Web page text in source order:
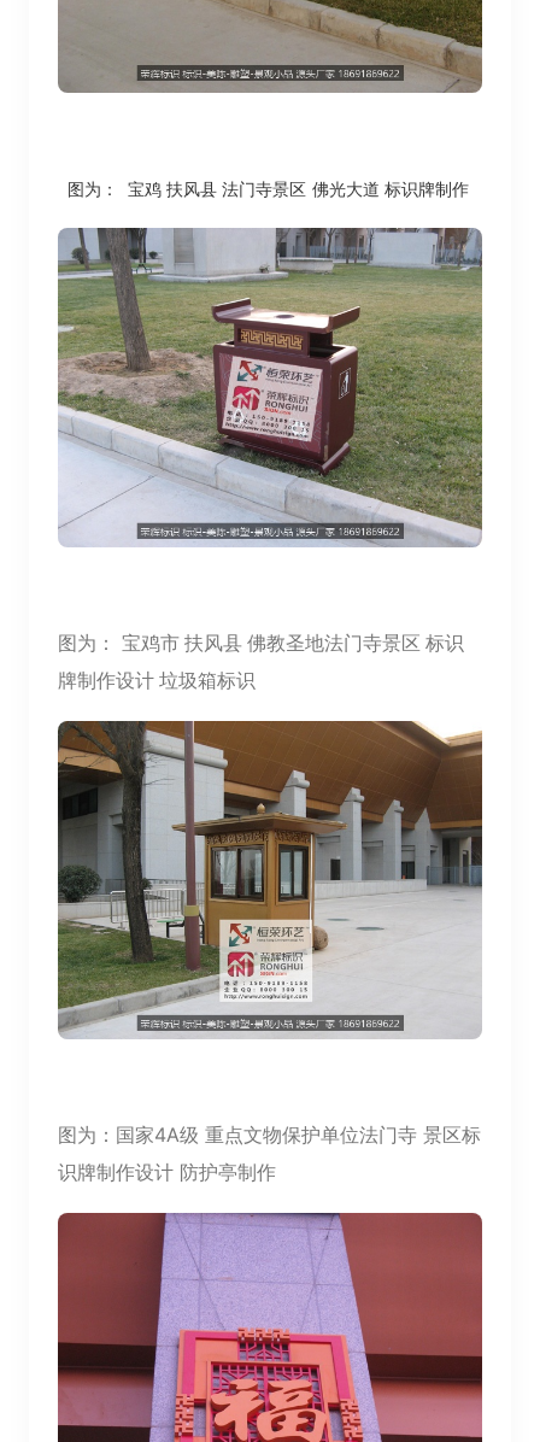
图为： 宝鸡 扶风县 法门寺景区 佛光大道 标识牌制作
图为： 宝鸡市 扶风县 佛教圣地法门寺景区 标识
牌制作设计 垃圾箱标识
图为： 国家4A级 重点文物保护单位法门寺 景区标
识牌制作设计 防护亭制作